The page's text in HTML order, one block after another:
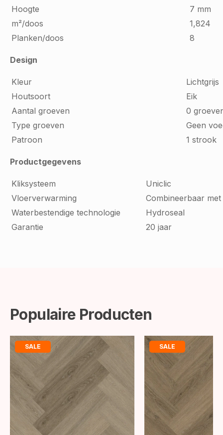
Hoogte
7 mm
m²/doos
1,824
Planken/doos
8
Design
Kleur
Lichtgrijs
Houtsoort
Eik
Aantal groeven
0
Type groeven
Geen
Patroon
1 strook
Productgegevens
Kliksysteem
Uniclic
Vloerverwarming
Combineerbaar
Waterbestendige technologie
Hydroseal
Garantie
20 jaar
Populaire Producten
SALE SALE